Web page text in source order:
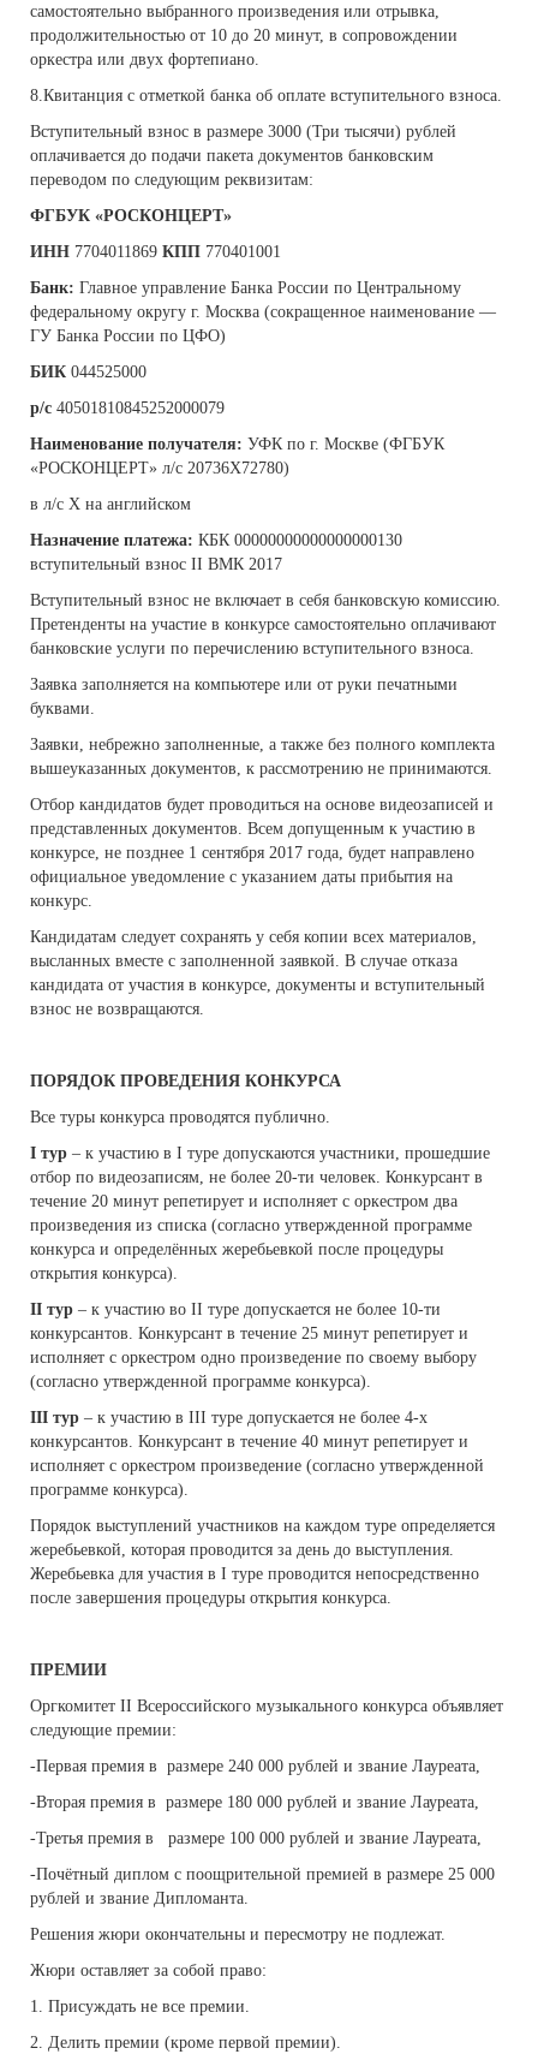
самостоятельно выбранного произведения или отрывка,
продолжительностью от 10 до 20 минут, в сопровождении
оркестра или двух фортепиано.
8.Квитанция с отметкой банка об оплате вступительного взноса.
Вступительный взнос в размере 3000 (Три тысячи) рублей
оплачивается до подачи пакета документов банковским
переводом по следующим реквизитам:
ФГБУК «РОСКОНЦЕРТ»
ИНН 7704011869 КПП 770401001
Банк: Главное управление Банка России по Центральному
федеральному округу г. Москва (сокращенное наименование —
ГУ Банка России по ЦФО)
БИК 044525000
р/с 40501810845252000079
Наименование получателя: УФК по г. Москве (ФГБУК
«РОСКОНЦЕРТ» л/с 20736Х72780)
в л/с Х на английском
Назначение платежа: КБК 00000000000000000130
вступительный взнос II ВМК 2017
Вступительный взнос не включает в себя банковскую комиссию.
Претенденты на участие в конкурсе самостоятельно оплачивают
банковские услуги по перечислению вступительного взноса.
Заявка заполняется на компьютере или от руки печатными
буквами.
Заявки, небрежно заполненные, а также без полного комплекта
вышеуказанных документов, к рассмотрению не принимаются.
Отбор кандидатов будет проводиться на основе видеозаписей и
представленных документов. Всем допущенным к участию в
конкурсе, не позднее 1 сентября 2017 года, будет направлено
официальное уведомление с указанием даты прибытия на
конкурс.
Кандидатам следует сохранять у себя копии всех материалов,
высланных вместе с заполненной заявкой. В случае отказа
кандидата от участия в конкурсе, документы и вступительный
взнос не возвращаются.
ПОРЯДОК ПРОВЕДЕНИЯ КОНКУРСА
Все туры конкурса проводятся публично.
I тур – к участию в I туре допускаются участники, прошедшие
отбор по видеозаписям, не более 20-ти человек. Конкурсант в
течение 20 минут репетирует и исполняет с оркестром два
произведения из списка (согласно утвержденной программе
конкурса и определённых жеребьевкой после процедуры
открытия конкурса).
II тур – к участию во II туре допускается не более 10-ти
конкурсантов. Конкурсант в течение 25 минут репетирует и
исполняет с оркестром одно произведение по своему выбору
(согласно утвержденной программе конкурса).
III тур – к участию в III туре допускается не более 4-х
конкурсантов. Конкурсант в течение 40 минут репетирует и
исполняет с оркестром произведение (согласно утвержденной
программе конкурса).
Порядок выступлений участников на каждом туре определяется
жеребьевкой, которая проводится за день до выступления.
Жеребьевка для участия в I туре проводится непосредственно
после завершения процедуры открытия конкурса.
ПРЕМИИ
Оргкомитет II Всероссийского музыкального конкурса объявляет
следующие премии:
-Первая премия в размере 240 000 рублей и звание Лауреата,
-Вторая премия в размере 180 000 рублей и звание Лауреата,
-Третья премия в размере 100 000 рублей и звание Лауреата,
-Почётный диплом с поощрительной премией в размере 25 000
рублей и звание Дипломанта.
Решения жюри окончательны и пересмотру не подлежат.
Жюри оставляет за собой право:
1. Присуждать не все премии.
2. Делить премии (кроме первой премии).